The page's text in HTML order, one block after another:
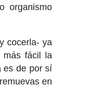
organismo
cocerla- ya
más fácil la
es de por sí
en